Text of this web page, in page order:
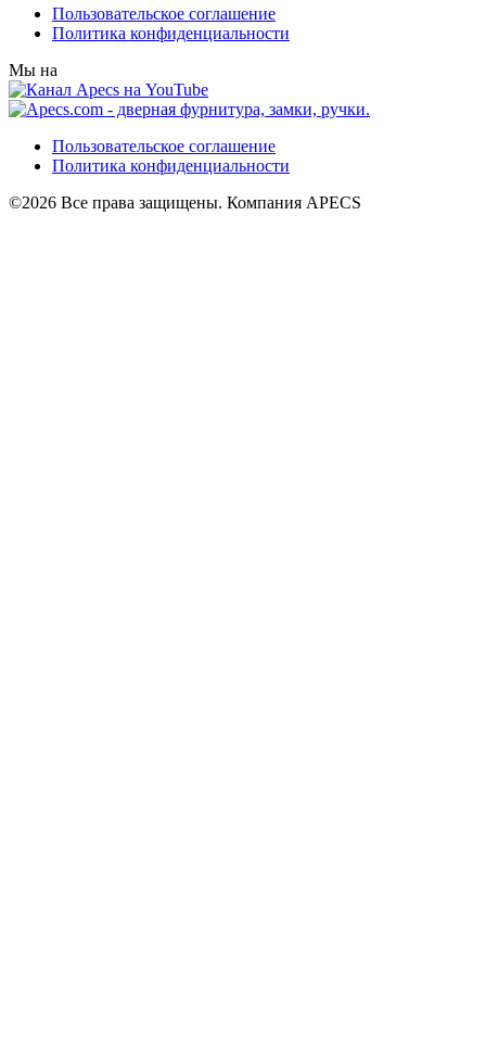
Пользовательское соглашение
Политика конфиденциальности
Мы на
Пользовательское соглашение
Политика конфиденциальности
©2026 Все права защищены. Компания APECS